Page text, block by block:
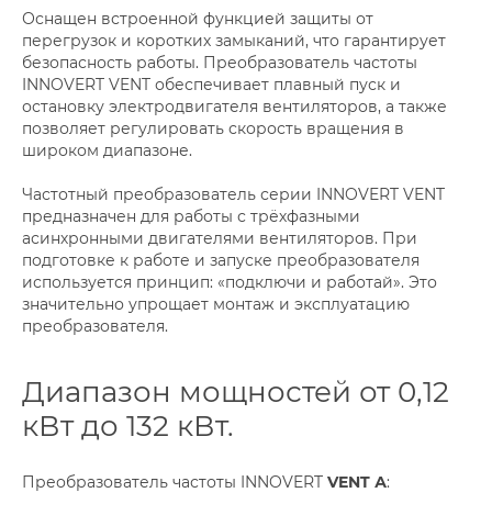
Оснащен встроенной функцией защиты от
перегрузок и коротких замыканий, что гарантирует
безопасность работы. Преобразователь частоты
INNOVERT VENT обеспечивает плавный пуск и
остановку электродвигателя вентиляторов, а также
позволяет регулировать скорость вращения в
широком диапазоне.
Частотный преобразователь серии INNOVERT VENT
предназначен для работы с трёхфазными
асинхронными двигателями вентиляторов. При
подготовке к работе и запуске преобразователя
используется принцип: «подключи и работай». Это
значительно упрощает монтаж и эксплуатацию
преобразователя.
Диапазон мощностей от 0,12
кВт до 132 кВт.
Преобразователь частоты INNOVERT VENT А: